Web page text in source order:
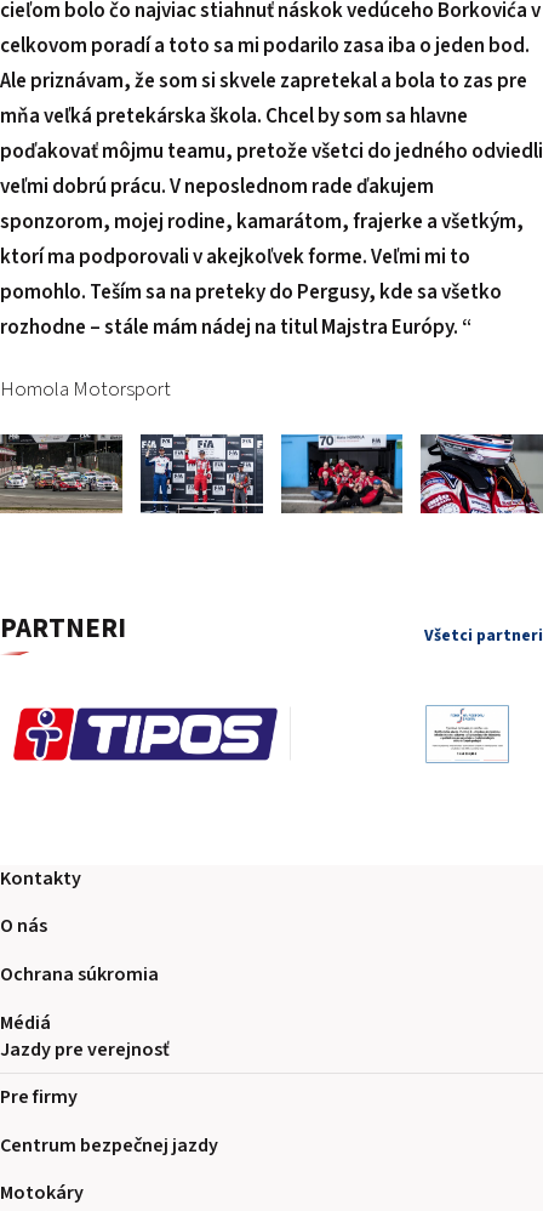
cieľom bolo čo najviac stiahnuť náskok vedúceho Borkovića v
celkovom poradí a toto sa mi podarilo zasa iba o jeden bod.
Ale priznávam, že som si skvele zapretekal a bola to zas pre
mňa veľká pretekárska škola. Chcel by som sa hlavne
poďakovať môjmu teamu, pretože všetci do jedného odviedli
veľmi dobrú prácu. V neposlednom rade ďakujem
sponzorom, mojej rodine, kamarátom, frajerke a všetkým,
ktorí ma podporovali v akejkoľvek forme. Veľmi mi to
pomohlo. Teším sa na preteky do Pergusy, kde sa všetko
rozhodne – stále mám nádej na titul Majstra Európy. “
Homola Motorsport
PARTNERI Všetci partneri
Kontakty
O nás
Ochrana súkromia
Médiá
Jazdy pre verejnosť
Pre firmy
Centrum bezpečnej jazdy
Motokáry